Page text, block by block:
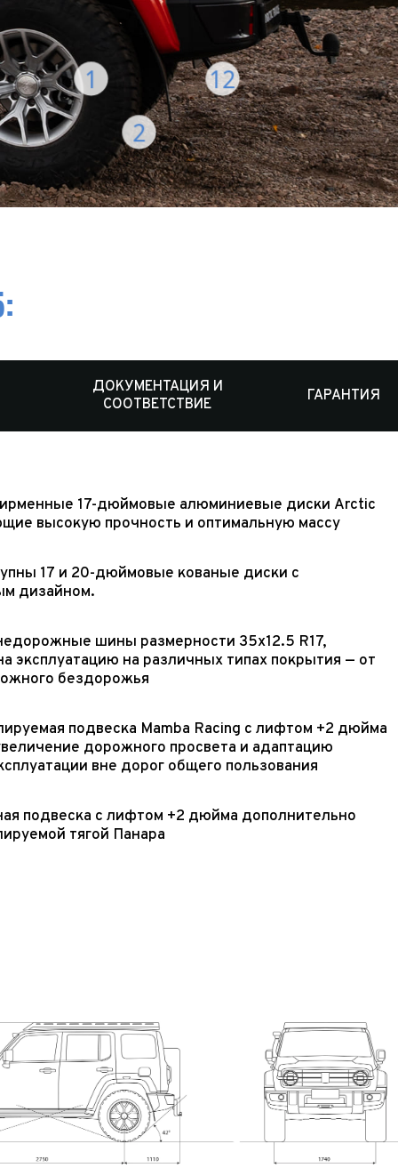
1
2
12
ДОКУМЕНТАЦИЯ И
СООТВЕТСТВИЕ
ГАРАНТИЯ
17-дюймовые алюминиевые диски Arctic
высокую прочность и оптимальную массу
17 и 20-дюймовые кованые диски с
дизайном.
шины размерности 35x12.5 R17,
эксплуатацию на различных типах покрытия — от
бездорожья
подвеска Mamba Racing с лифтом +2 дюйма
дорожного просвета и адаптацию
вне дорог общего пользования
подвеска с лифтом +2 дюйма дополнительно
тягой Панара